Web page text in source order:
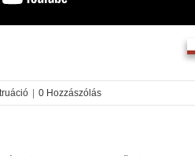
0 Hozzászólás